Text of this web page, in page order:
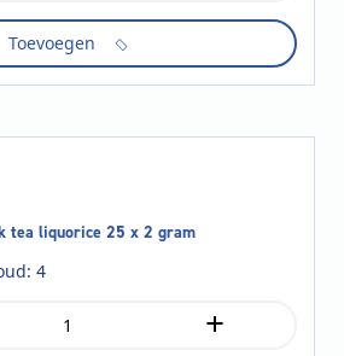
Toevoegen
tea liquorice 25 x 2 gram
4
+